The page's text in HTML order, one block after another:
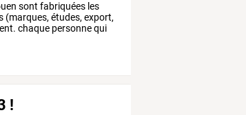
sont fabriquées les
(marques,études,export,
chaque personnequi
!